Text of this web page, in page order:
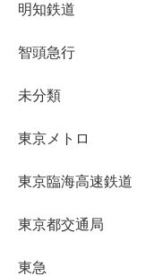
明知鉄道
智頭急行
未分類
東京メトロ
東京臨海高速鉄道
東京都交通局
東急